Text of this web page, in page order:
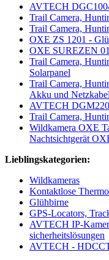
AVTECH
Trail Camera,
Trail Camera,
OXE ZS 1201 -
OXE SUREZEN
Trail Camera,
Solarpanel
Trail Camera,
Akku und Netzkabel
AVTECH
Trail Camera,
Wildkamera OXE
Nachtsichtgerät
Lieblingskategorien:
Wildkameras
Kontaktlose
Glühbirne
GPS-Locators,
AVTECH IP-
sicherheitslösungen
AVTECH -